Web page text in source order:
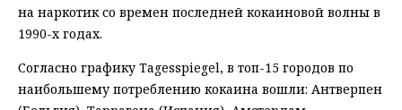
на наркотик со времен последней кокаиновой волны в
1990-х годах.
Согласно графику Tagesspiegel, в топ-15 городов по
наибольшему потреблению кокаина вошли: Антверпен